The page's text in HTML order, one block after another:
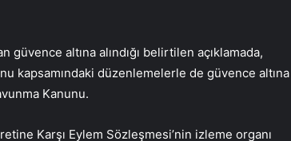
güvence altına alındığı belirtilen açıklamada,
kapsamındaki düzenlemelerle de güvence altına
Kanunu.
Karşı Eylem Sözleşmesi’nin izleme organı